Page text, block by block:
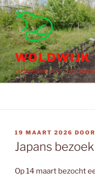
Ga
naar
de
inhoud
WOLDWIJK
coöperatie voor
GEPLAATST
OP
19 MAART 2026 DOOR
Japans bezoek
Op 14 maart bezocht